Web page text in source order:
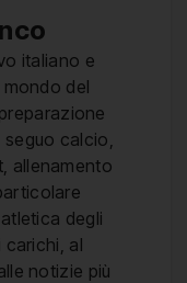
italiano e
del
calcio,
allenamento
degli
carichi, al
notizie più